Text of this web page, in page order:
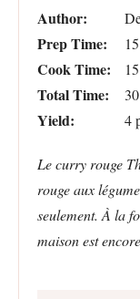
Author:
Prep Time:
Cook Time:
Total Time:
Yield: 4
Le curry rouge
rouge aux
seulement. À la
maison est